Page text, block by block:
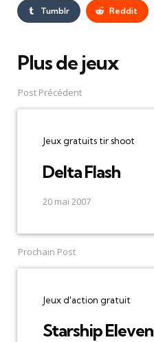
Tumblr Reddit
Plus de jeux
Post
navigation
Post Précédent
Jeux gratuits tir shoot
Delta Flash
20 mai 2007
Prochain Post
Jeux d'action gratuit
Starship Eleven